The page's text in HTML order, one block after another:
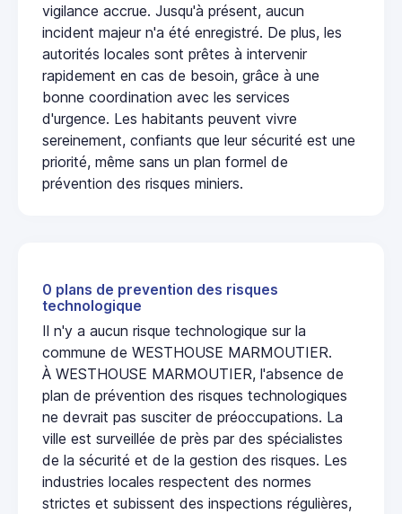
vigilance accrue. Jusqu'à présent, aucun
incident majeur n'a été enregistré. De plus, les
autorités locales sont prêtes à intervenir
rapidement en cas de besoin, grâce à une
bonne coordination avec les services
d'urgence. Les habitants peuvent vivre
sereinement, confiants que leur sécurité est une
priorité, même sans un plan formel de
prévention des risques miniers.
0 plans de prevention des risques
technologique
Il n'y a aucun risque technologique sur la
commune de WESTHOUSE MARMOUTIER.
À WESTHOUSE MARMOUTIER, l'absence de
plan de prévention des risques technologiques
ne devrait pas susciter de préoccupations. La
ville est surveillée de près par des spécialistes
de la sécurité et de la gestion des risques. Les
industries locales respectent des normes
strictes et subissent des inspections régulières,